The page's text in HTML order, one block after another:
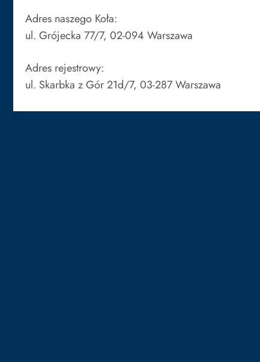
Adres naszego Koła:
ul. Grójecka 77/7, 02-094 Warszawa
Adres rejestrowy:
ul. Skarbka z Gór 21d/7, 03-287 Warszawa